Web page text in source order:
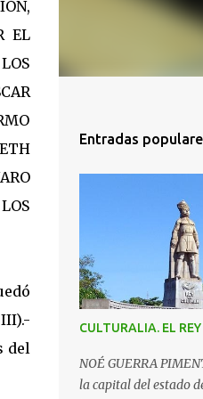
EL
del
Entradas
CULTURALIA. EL
NOÉ GUERRA
la capital del estado